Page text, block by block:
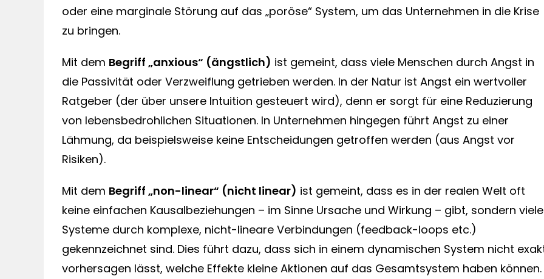
oder eine marginale Störung auf das „poröse“ System, um das Unternehmen in die Krise
zu bringen.
Mit dem Begriff „anxious“ (ängstlich) ist gemeint, dass viele Menschen durch Angst in
die Passivität oder Verzweiflung getrieben werden. In der Natur ist Angst ein wertvoller
Ratgeber (der über unsere Intuition gesteuert wird), denn er sorgt für eine Reduzierung
von lebensbedrohlichen Situationen. In Unternehmen hingegen führt Angst zu einer
Lähmung, da beispielsweise keine Entscheidungen getroffen werden (aus Angst vor
Risiken).
Mit dem Begriff „non-linear“ (nicht linear) ist gemeint, dass es in der realen Welt oft
keine einfachen Kausalbeziehungen – im Sinne Ursache und Wirkung – gibt, sondern viele
Systeme durch komplexe, nicht-lineare Verbindungen (feedback-loops etc.)
gekennzeichnet sind. Dies führt dazu, dass sich in einem dynamischen System nicht
vorhersagen lässt, welche Effekte kleine Aktionen auf das Gesamtsystem haben können.